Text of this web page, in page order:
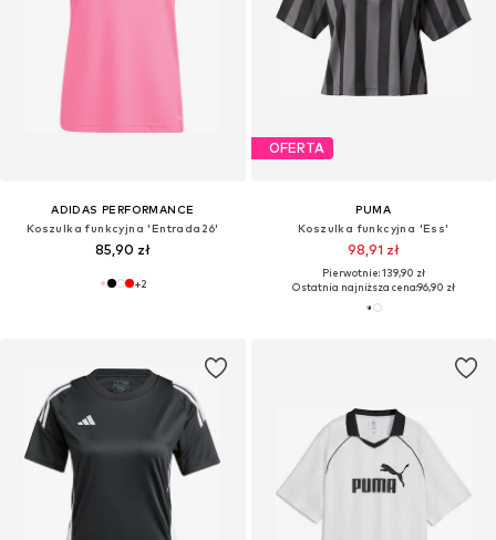
ADIDAS PERFORMANCE
Koszulka funkcyjna 'Entrada26'
85,90 zł
+2
OFERTA
PUMA
Koszulka funkcyjna 'Ess'
98,91 zł
Pierwotnie: 139,90 zł
Ostatnia najniższa cena:96,90 zł